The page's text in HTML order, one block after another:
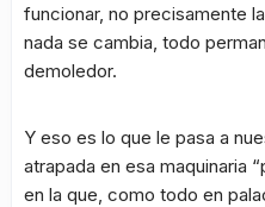
funcionar, no precisamente
nada se cambia, todo
demoledor.
Y eso es lo que le pasa a
atrapada en esa maquinaria
en la que, como todo en